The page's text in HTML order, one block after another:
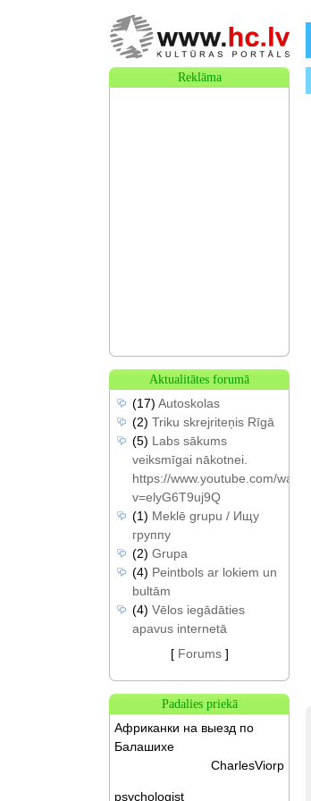
Reklāma
Aktualitātes forumā
(17) Autoskolas
(2) Triku skrejriteņis Rīgā
(5) Labs sākums
veiksmīgai nākotnei.
https://www.youtube.com/watch?
v=elyG6T9uj9Q
(1) Meklē grupu / Ищу
группу
(2) Grupa
(4) Peintbols ar lokiem un
bultām
(4) Vēlos iegādāties
apavus internetā
[ Forums]
Padalies priekā
Африканки на выезд по
Балашихе
CharlesViorp
psychologist